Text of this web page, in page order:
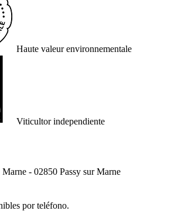
Haute valeur environnementale
Viticultor independiente
Marne - 02850 Passy sur Marne
por teléfono.